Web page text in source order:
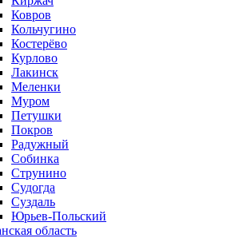
Ковров
Кольчугино
Костерёво
Курлово
Лакинск
Меленки
Муром
Петушки
Покров
Радужный
Собинка
Струнино
Судогда
Суздаль
Юрьев-Польский
область